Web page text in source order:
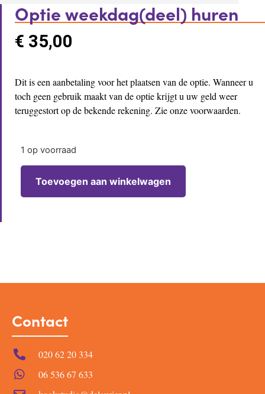
Optie weekdag(deel) huren
€ 35,00
Dit is een aanbetaling voor het plaatsen van de optie. Wanneer u
toch geen gebruik maakt van de optie krijgt u uw geld weer
teruggestort op de bekende rekening. Zie onze voorwaarden.
1 op voorraad
Toevoegen aan winkelwagen
Contact
020 62 20 334
06 536 67 633